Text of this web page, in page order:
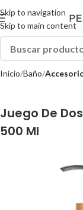
Skip to navigation
Skip to main content
Inicio Baño
Juego De
500 Ml